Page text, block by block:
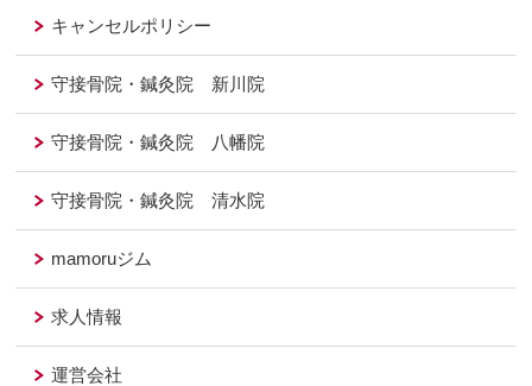
キャンセルポリシー
守接骨院・鍼灸院 新川院
守接骨院・鍼灸院 八幡院
守接骨院・鍼灸院 清水院
mamoruジム
求人情報
運営会社